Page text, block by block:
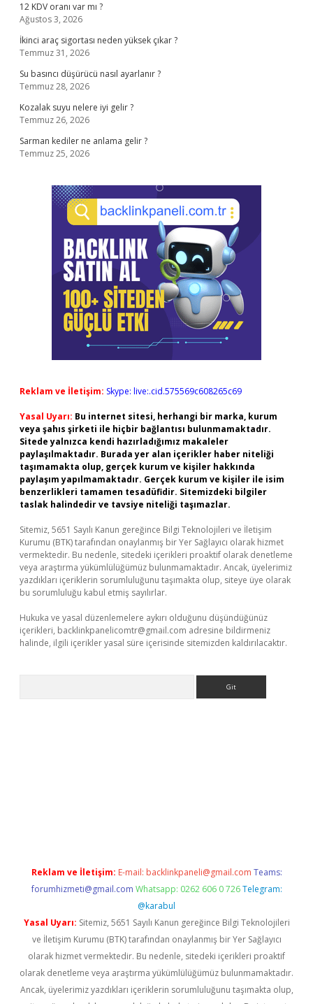
12 KDV oranı var mı ?
Ağustos 3, 2026
İkinci araç sigortası neden yüksek çıkar ?
Temmuz 31, 2026
Su basıncı düşürücü nasıl ayarlanır ?
Temmuz 28, 2026
Kozalak suyu nelere iyi gelir ?
Temmuz 26, 2026
Sarman kediler ne anlama gelir ?
Temmuz 25, 2026
Reklam ve İletişim: Skype: live:.cid.575569c608265c69
Yasal Uyarı: Bu internet sitesi, herhangi bir marka, kurum
veya şahıs şirketi ile hiçbir bağlantısı bulunmamaktadır.
Sitede yalnızca kendi hazırladığımız makaleler
paylaşılmaktadır. Burada yer alan içerikler haber niteliği
taşımamakta olup, gerçek kurum ve kişiler hakkında
paylaşım yapılmamaktadır. Gerçek kurum ve kişiler ile isim
benzerlikleri tamamen tesadüfidir. Sitemizdeki bilgiler
taslak halindedir ve tavsiye niteliği taşımazlar.
Sitemiz, 5651 Sayılı Kanun gereğince Bilgi Teknolojileri ve İletişim
Kurumu (BTK) tarafından onaylanmış bir Yer Sağlayıcı olarak hizmet
vermektedir. Bu nedenle, sitedeki içerikleri proaktif olarak denetleme
veya araştırma yükümlülüğümüz bulunmamaktadır. Ancak, üyelerimiz
yazdıkları içeriklerin sorumluluğunu taşımakta olup, siteye üye olarak
bu sorumluluğu kabul etmiş sayılırlar.
Hukuka ve yasal düzenlemelere aykırı olduğunu düşündüğünüz
içerikleri, backlinkpanelicomtr@gmail.com adresine bildirmeniz
halinde, ilgili içerikler yasal süre içerisinde sitemizden kaldırılacaktır.
Reklam ve İletişim: E-mail: backlinkpaneli@gmail.com Teams:
forumhizmeti@gmail.com Whatsapp: 0262 606 0 726 Telegram:
@karabul
Yasal Uyarı: Sitemiz, 5651 Sayılı Kanun gereğince Bilgi Teknolojileri
ve İletişim Kurumu (BTK) tarafından onaylanmış bir Yer Sağlayıcı
olarak hizmet vermektedir. Bu nedenle, sitedeki içerikleri proaktif
olarak denetleme veya araştırma yükümlülüğümüz bulunmamaktadır.
Ancak, üyelerimiz yazdıkları içeriklerin sorumluluğunu taşımakta olup,